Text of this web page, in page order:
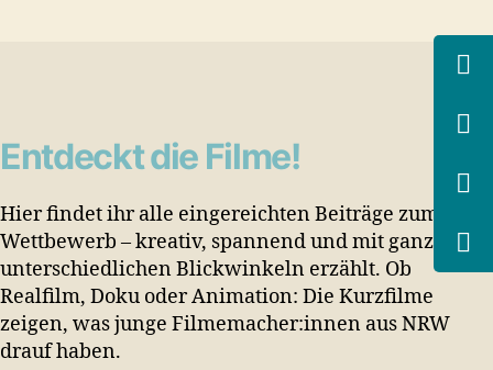
Entdeckt die Filme!
Hier findet ihr alle eingereichten Beiträge zum
Wettbewerb – kreativ, spannend und mit ganz
unterschiedlichen Blickwinkeln erzählt. Ob
Realfilm, Doku oder Animation: Die Kurzfilme
zeigen, was junge Filmemacher:innen aus NRW
drauf haben.